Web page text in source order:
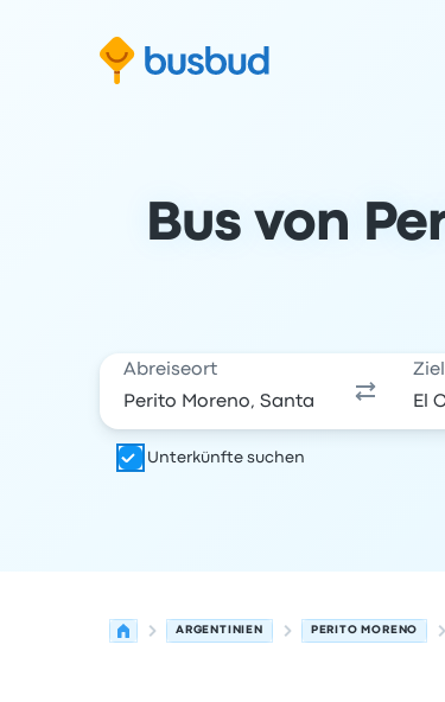
Bus von
Abreiseort
Unterkünfte suchen
ARGENTINIEN PERITO MORENO